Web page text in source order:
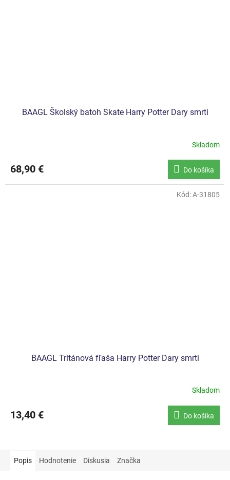
BAAGL Školský batoh Skate Harry Potter Dary smrti
Skladom
68,90 € Do košíka
BAAGL Tritánová fľaša Harry Potter Dary smrti
Skladom
13,40 € Do košíka
Kód:A-31805
Popis Hodnotenie Diskusia Značka